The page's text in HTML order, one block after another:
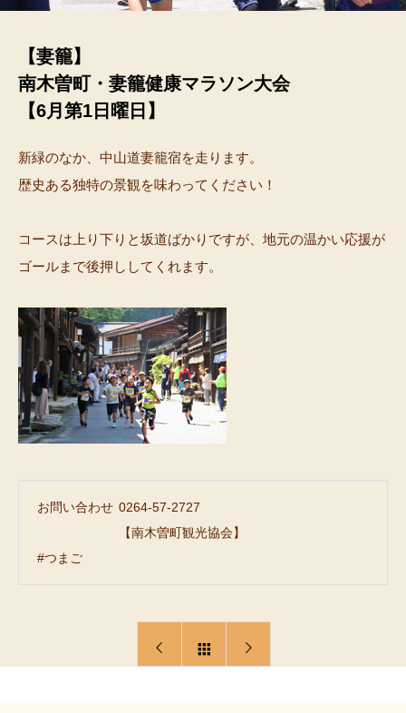
【妻籠】
南木曽町・妻籠健康マラソン大会
【6月第1日曜日】
新緑のなか、中山道妻籠宿を走ります。
歴史ある独特の景観を味わってください！
コースは上り下りと坂道ばかりですが、地元の温かい応援が
ゴールまで後押ししてくれます。
お問い合わせ 0264-57-2727
【南木曽町観光協会】
#つまご